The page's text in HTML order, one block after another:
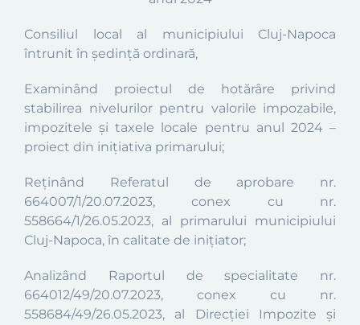
Consiliul local al municipiului Cluj-Napoca
întrunit în şedinţă ordinară,
Examinând proiectul de hotărâre privind
stabilirea nivelurilor pentru valorile impozabile,
impozitele și taxele locale pentru anul 2024 –
proiect din inițiativa primarului;
Reținând Referatul de aprobare nr.
664007/1/20.07.2023, conex cu nr.
558664/1/26.05.2023, al primarului municipiului
Cluj-Napoca, în calitate de inițiator;
Analizând Raportul de specialitate nr.
664012/49/20.07.2023, conex cu nr.
558684/49/26.05.2023, al Direcţiei Impozite şi